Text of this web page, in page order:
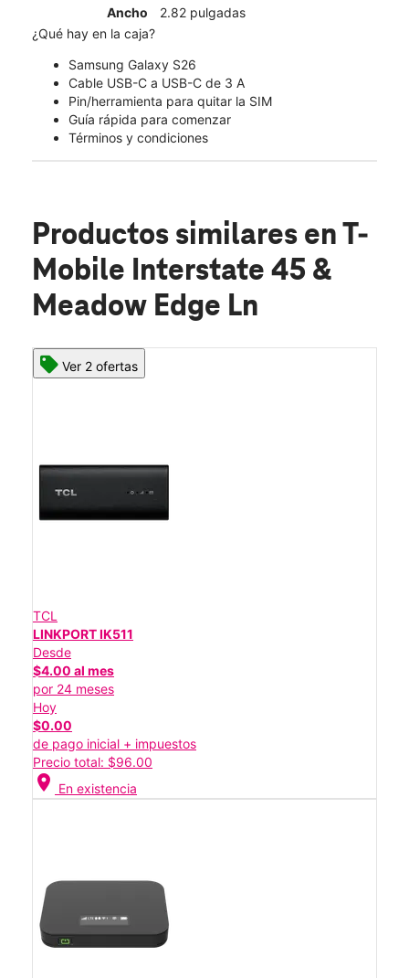
Ancho
2.82 pulgadas
¿Qué hay en la caja?
Samsung Galaxy S26
Cable USB-C a USB-C de 3 A
Pin/herramienta para quitar la SIM
Guía rápida para comenzar
Términos y condiciones
Productos similares en T-
Mobile Interstate 45 &
Meadow Edge Ln
Ver 2 ofertas
TCL
LINKPORT IK511
Desde
$4.00 al mes
por 24 meses
Hoy
$0.00
de pago inicial + impuestos
Precio total: $96.00
location_on En existencia